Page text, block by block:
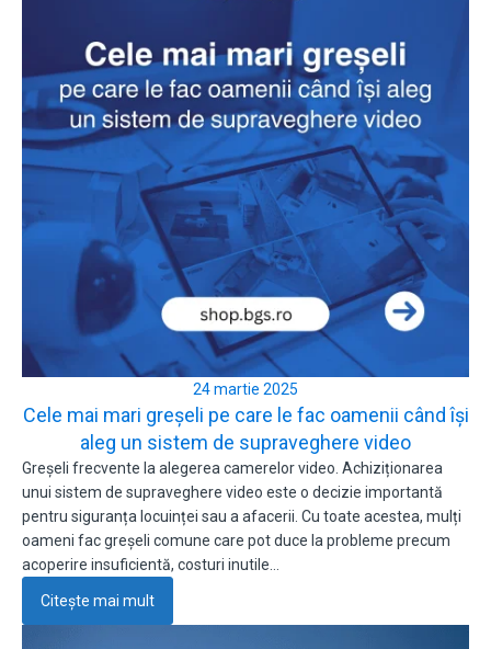
24 martie 2025
Cele mai mari greșeli pe care le fac oamenii când își
aleg un sistem de supraveghere video
Greșeli frecvente la alegerea camerelor video. Achiziționarea
unui sistem de supraveghere video este o decizie importantă
pentru siguranța locuinței sau a afacerii. Cu toate acestea, mulți
oameni fac greșeli comune care pot duce la probleme precum
acoperire insuficientă, costuri inutile…
Citește mai mult